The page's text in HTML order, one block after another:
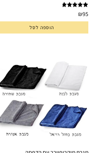
דורג5.00₪95
הוספה לסל